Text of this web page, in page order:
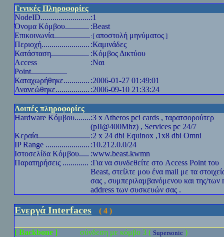
Γενικές Πληροφορίες
NodeID.........................:1
Όνομα Κόμβου............ :Beast
Επικοινωνία.................. :[ αποστολή μηνύματος ]
Περιοχή........................ :Καμινάδες
Κατάσταση................... :Κόμβος Δικτύου
Access
Point..................
:Ναι
Καταχωρήθηκε............. :2006-01-27 01:49:01
Ανανεώθηκε................. :2006-09-10 21:33:24
Λοιπές πληροφορίες
Hardware Κόμβου........:3 x Atheros pci cards , ταρατσορούτερ
(pII@400Mhz) , Services pc 24/7
Κεραία..........................:2 x 24 dbi Equinox ,1x8 dbi Omni
IP Range ...................... :10.212.0.0/24
Ιστοσελίδα Κόμβου..... :www.beast.kwmn
Παρατηρήσεις ............. :Για να συνδεθείτε στο Access Point του
Beast, στείλτε μου ένα mail με τα
σας , συμπεριλαμβανόμενου και της/των
address των συσκευών σας .
Ενεργά Interfaces ( 4 )
[ Backbone ] σύνδεση με κόμβο 3 ( Supersonic )